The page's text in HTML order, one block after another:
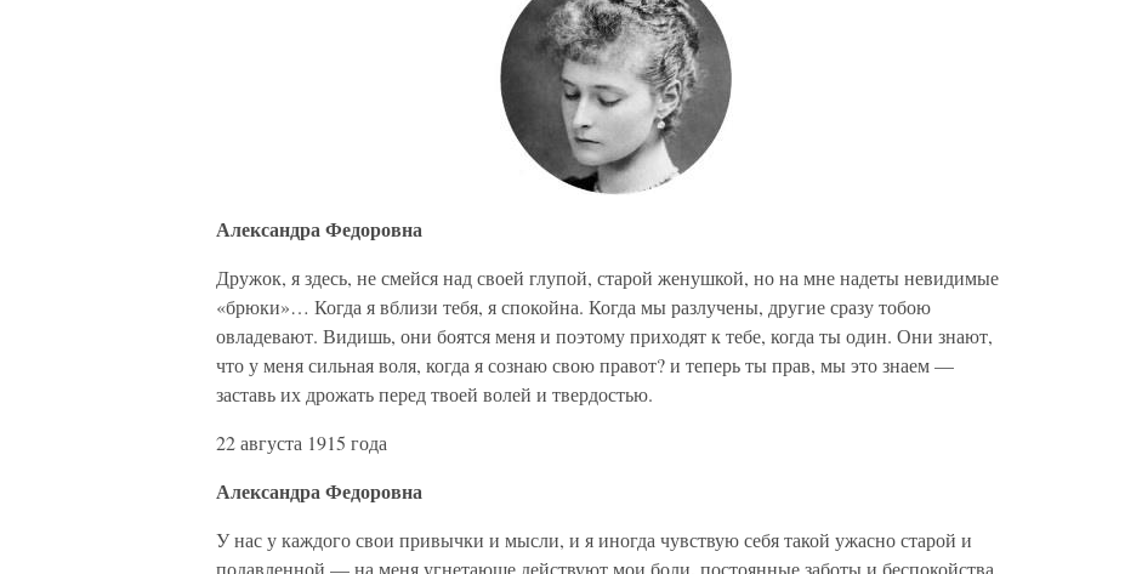
Александра Федоровна
Дружок, я здесь, не смейся над своей глупой, старой женушкой, но на мне надеты невидимые
«брюки»… Когда я вблизи тебя, я спокойна. Когда мы разлучены, другие сразу тобою
овладевают. Видишь, они боятся меня и поэтому приходят к тебе, когда ты один. Они знают,
что у меня сильная воля, когда я сознаю свою правот? и теперь ты прав, мы это знаем —
заставь их дрожать перед твоей волей и твердостью.
22 августа 1915 года
Александра Федоровна
У нас у каждого свои привычки и мысли, и я иногда чувствую себя такой ужасно старой и
подавленной — на меня угнетающе действуют мои боли, постоянные заботы и беспокойства,